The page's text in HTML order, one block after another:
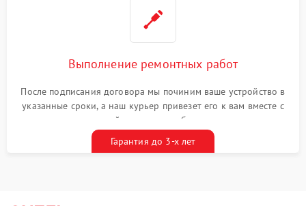
Выполнение ремонтных работ
После подписания договора мы починим ваше устройство в
указанные сроки, а наш курьер привезет его к вам вместе с
гарантийным талоном бесплатно
Гарантия до 3-х лет